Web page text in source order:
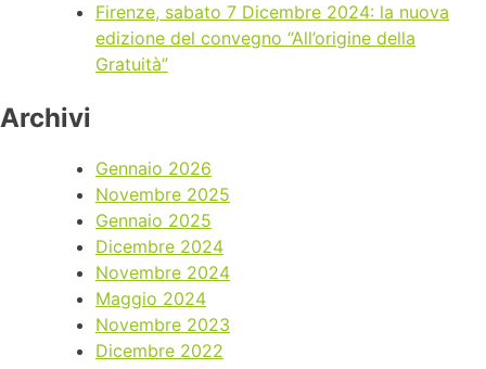
Firenze, sabato 7 Dicembre 2024: la nuova
edizione del convegno “All’origine della
Gratuità”
Archivi
Gennaio 2026
Novembre 2025
Gennaio 2025
Dicembre 2024
Novembre 2024
Maggio 2024
Novembre 2023
Dicembre 2022